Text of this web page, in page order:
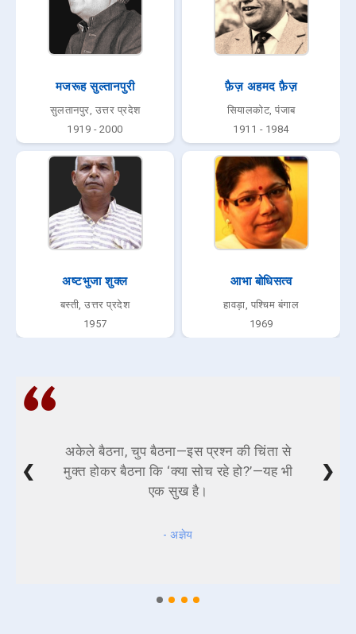
मजरूह सुल्तानपुरी
सुलतानपुर, उत्तर प्रदेश
1919 - 2000
फ़ैज़ अहमद फ़ैज़
सियालकोट, पंजाब
1911 - 1984
अष्टभुजा शुक्‍ल
बस्ती, उत्तर प्रदेश
1957
आभा बोधिसत्व
हावड़ा, पश्चिम बंगाल
1969
अकेले बैठना, चुप बैठना—इस प्रश्न की चिंता से
मुक्त होकर बैठना कि ‘क्या सोच रहे हो?’—यह भी
एक सुख है।
- अज्ञेय
❮ ❯